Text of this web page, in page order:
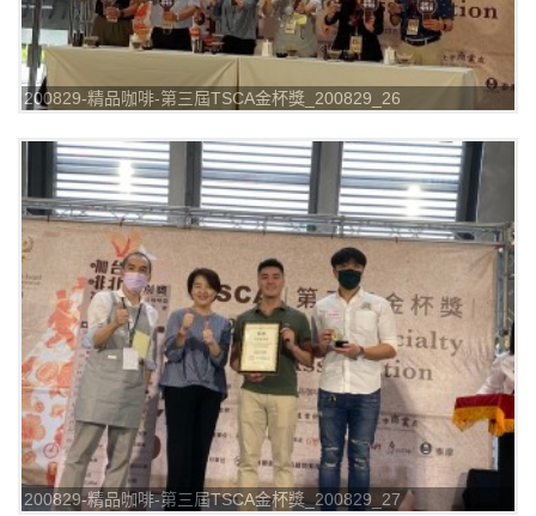
200829-精品咖啡-第三屆TSCA金杯獎_200829_26
200829-精品咖啡-第三屆TSCA金杯獎_200829_27